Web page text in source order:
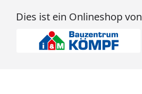
Dies ist ein Onlineshop von